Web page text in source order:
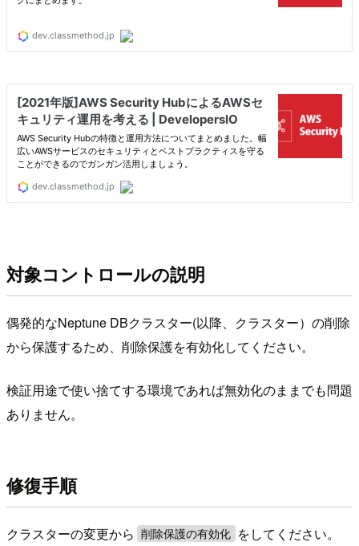
対象コントロールの説明
偶発的なNeptune DBクラスター(以降、クラスター）の削除
から保護するため、削除保護を有効化してください。
検証用途で使い捨てする環境であれば無効化のままでも問題
ありません。
修復手順
クラスターの変更から 削除保護の有効化 をしてください。